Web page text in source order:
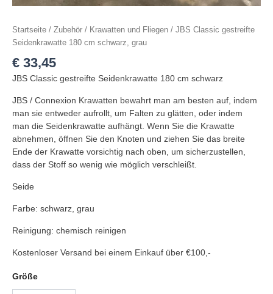
Startseite / Zubehör / Krawatten und Fliegen / JBS Classic gestreifte
Seidenkrawatte 180 cm schwarz, grau
€ 33,45
JBS Classic gestreifte Seidenkrawatte 180 cm schwarz
JBS / Connexion Krawatten bewahrt man am besten auf, indem
man sie entweder aufrollt, um Falten zu glätten, oder indem
man die Seidenkrawatte aufhängt. Wenn Sie die Krawatte
abnehmen, öffnen Sie den Knoten und ziehen Sie das breite
Ende der Krawatte vorsichtig nach oben, um sicherzustellen,
dass der Stoff so wenig wie möglich verschleißt.
Seide
Farbe: schwarz, grau
Reinigung: chemisch reinigen
Kostenloser Versand bei einem Einkauf über €100,-
Größe